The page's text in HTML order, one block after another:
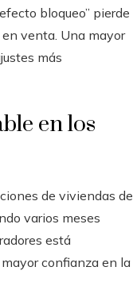
bloqueo” pierde
venta. Una mayor
más
en los
de viviendas de
varios meses
está
confianza en la